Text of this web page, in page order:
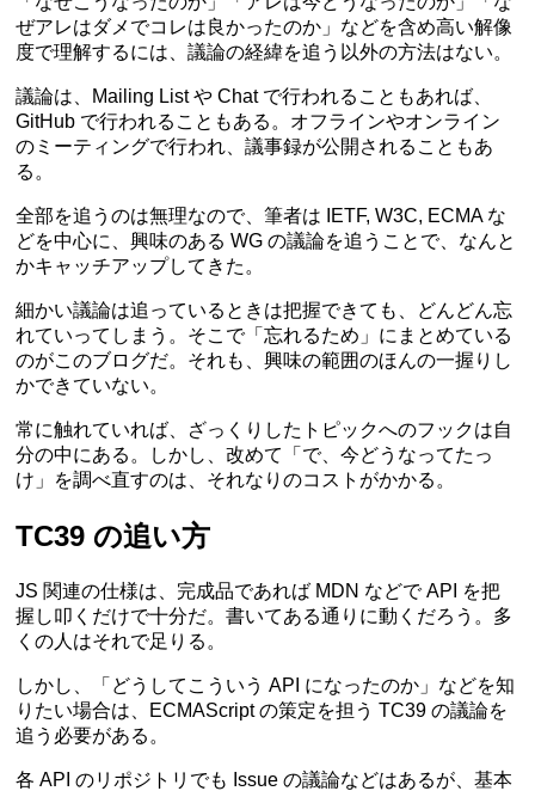
ぜアレはダメでコレは良かったのか」などを含め高い解像
度で理解するには、議論の経緯を追う以外の方法はない。
議論は、Mailing List や Chat で行われることもあれば、
GitHub で行われることもある。オフラインやオンライン
のミーティングで行われ、議事録が公開されることもあ
る。
全部を追うのは無理なので、筆者は IETF, W3C, ECMA な
どを中心に、興味のある WG の議論を追うことで、なんと
かキャッチアップしてきた。
細かい議論は追っているときは把握できても、どんどん忘
れていってしまう。そこで「忘れるため」にまとめている
のがこのブログだ。それも、興味の範囲のほんの一握りし
かできていない。
常に触れていれば、ざっくりしたトピックへのフックは自
分の中にある。しかし、改めて「で、今どうなってたっ
け」を調べ直すのは、それなりのコストがかかる。
TC39 の追い方
JS 関連の仕様は、完成品であれば MDN などで API を把
握し叩くだけで十分だ。書いてある通りに動くだろう。多
くの人はそれで足りる。
しかし、「どうしてこういう API になったのか」などを知
りたい場合は、ECMAScript の策定を担う TC39 の議論を
追う必要がある。
各 API のリポジトリでも Issue の議論などはあるが、基本